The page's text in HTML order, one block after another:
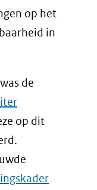
op het
in
de
op dit